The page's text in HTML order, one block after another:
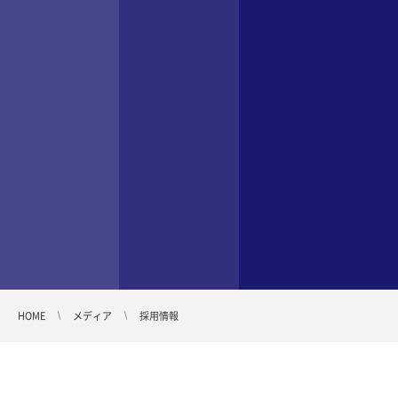
HOME メディア 採用情報